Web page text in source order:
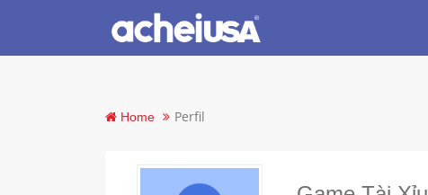
Home Perfil